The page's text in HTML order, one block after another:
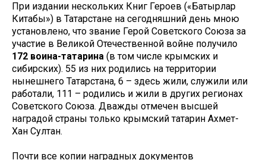
При издании нескольких Книг Героев («Батырлар
Китабы») в Татарстане на сегодняшний день мною
установлено, что звание Герой Советского Союза за
участие в Великой Отечественной войне получило
172 воина-татарина (в том числе крымских и
сибирских). 55 из них родились на территории
нынешнего Татарстана, 6 – здесь жили, служили или
работали, 111 – родились и жили в других регионах
Советского Союза. Дважды отмечен высшей
наградой страны только крымский татарин Ахмет-
Хан Султан.
Почти все копии наградных документов